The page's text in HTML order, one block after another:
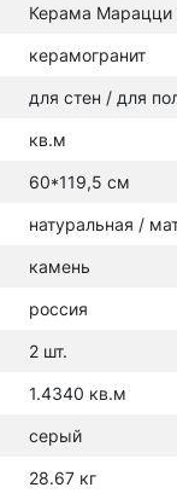
Керама Марацци
керамогранит
для стен / для
кв.м
60*119,5 см
натуральная /
камень
россия
2 шт.
1.4340 кв.м
серый
28.67 кг